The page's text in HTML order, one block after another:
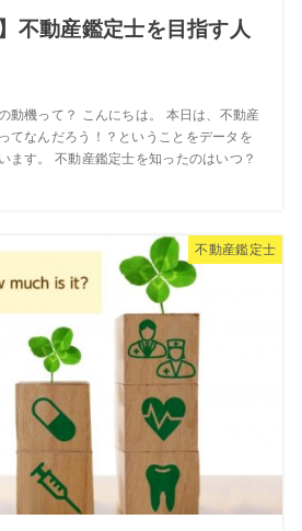
不動産鑑定士を目指す人
動機って？ こんにちは。 本日は、不動産
てなんだろう！？ということをデータを
ます。 不動産鑑定士を知ったのはいつ？
不動産鑑定士